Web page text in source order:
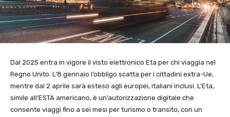
Dal 2025 entra in vigore il visto elettronico Eta per chi viaggia nel
Regno Unito. L’8 gennaio l’obbligo scatta per i cittadini extra-Ue,
mentre dal 2 aprile sarà esteso agli europei, italiani inclusi. L’Eta,
simile all’ESTA americano, è un’autorizzazione digitale che
consente viaggi fino a sei mesi per turismo o transito, con un